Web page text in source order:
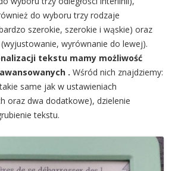
do wyboru trzy rodzaje
szerokie, szerokie i wąskie) oraz
(wyjustowanie, wyrównanie do lewej).
tekstu mamy możliwość
. Wśród nich znajdziemy:
same jak w ustawieniach
oraz dwa dodatkowe), dzielenie
tekstu.